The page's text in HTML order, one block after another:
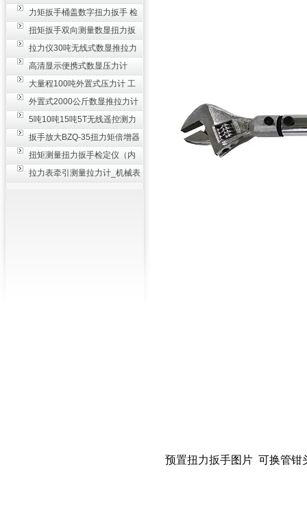
置 50-100N扳手测量仪器
力矩扳手桶盖数字扭力扳手 检
测瓶盖拧紧扭矩工具
扭矩扳手双向测量数显扭力扳
手 2000N,m力矩扳手价格
拉力仪30吨无线式数显推拉力
计 数字显示测力计80T
高清显示便携式数显压力计
300N500n_手持电子测力计
大量程100吨外置式压力计 工
业用数显测力计价格
外置式2000公斤数显推拉力计
_数字拉力压力测试仪
5吨10吨15吨5T无线遥控测力
计_带遥控电子拉力计数显式
扳手放大BZQ-35扭力矩倍增器
_3500牛米扭力倍力器仪
扭矩测量扭力扳手检定仪（内
置打印） 扭矩检验仪器
拉力表牵引测量拉力计_机械表
预置扭力扳手图片 可换管钳